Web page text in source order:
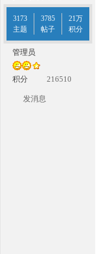
3173
主题
3785
帖子
21万
积分
管理员
积分 216510
发消息